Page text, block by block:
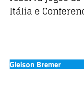
Itália e
Gleison Bremer